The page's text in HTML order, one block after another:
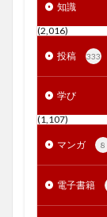
知識
(2,016)
投稿 333
学び
(1,107)
マンガ 8
電子書籍